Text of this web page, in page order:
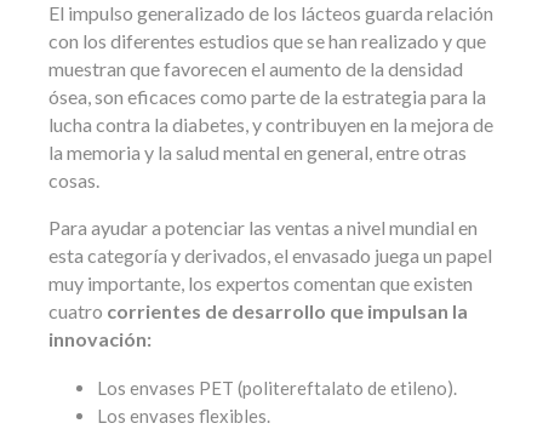
El impulso generalizado de los lácteos guarda relación
con los diferentes estudios que se han realizado y que
muestran que favorecen el aumento de la densidad
ósea, son eficaces como parte de la estrategia para la
lucha contra la diabetes, y contribuyen en la mejora de
la memoria y la salud mental en general, entre otras
cosas.
Para ayudar a potenciar las ventas a nivel mundial en
esta categoría y derivados, el envasado juega un papel
muy importante, los expertos comentan que existen
cuatro corrientes de desarrollo que impulsan la
innovación:
Los envases PET (politereftalato de etileno).
Los envases flexibles.